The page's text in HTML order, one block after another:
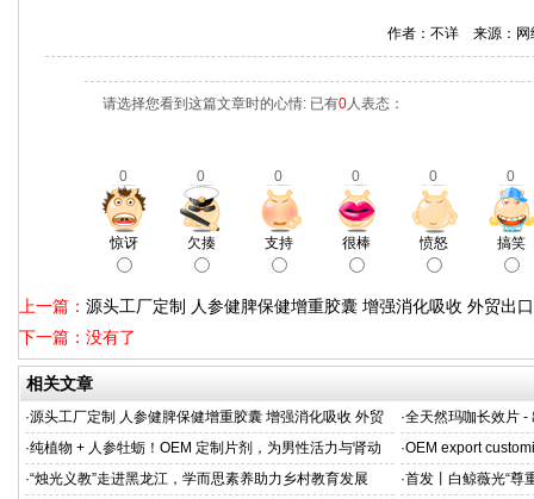
作者：不详 来源：
请选择您看到这篇文章时的心情: 已有0人表态：
0 0 0 0 0 0
惊讶 欠揍 支持 很棒 愤怒 搞笑
上一篇： 源头工厂定制 人参健脾保健增重胶囊 增强消化吸收 外贸出
下一篇：没有了
相关文章
·源头工厂定制 人参健脾保健增重胶囊 增强消化吸收 外贸
出口优选
·全天然玛咖长效片 -
加剂
·纯植物 + 人参牡蛎！OEM 定制片剂，为男性活力与肾动
力保驾护航
·OEM export
·“烛光义教”走进黑龙江，学而思素养助力乡村教育发展 ·首发丨白鲸薇光“尊